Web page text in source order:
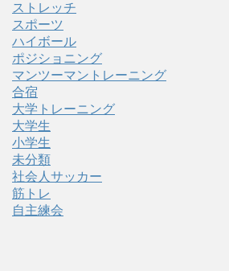
ストレッチ
スポーツ
ハイボール
ポジショニング
マンツーマントレーニング
合宿
大学トレーニング
大学生
小学生
未分類
社会人サッカー
筋トレ
自主練会